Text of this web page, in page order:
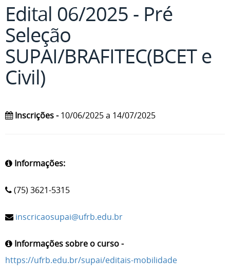
Edital 06/2025 - Pré
Seleção
SUPAI/BRAFITEC(BCET e
Civil)
Inscrições -10/06/2025 a 14/07/2025
Informações:
(75) 3621-5315
inscricaosupai@ufrb.edu.br
Informações sobre o curso -
https://ufrb.edu.br/supai/editais-mobilidade